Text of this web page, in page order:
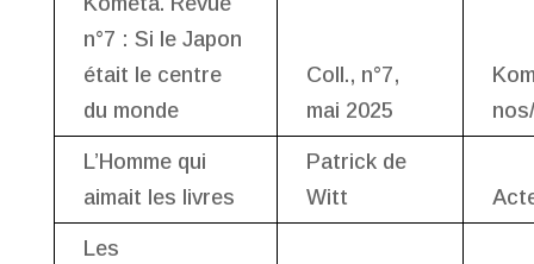
n°7 : Si le Japon
était le centre
du monde
Coll., n°7,
mai 2025
L’Homme qui
aimait les livres
Patrick de
Witt
Les